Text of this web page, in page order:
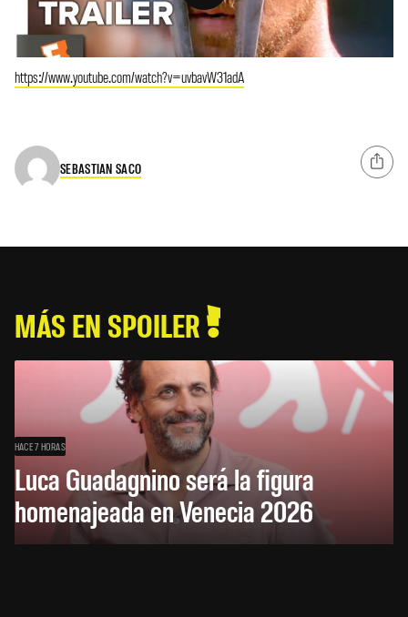
https://www.youtube.com/watch?v=uvbavW31adA
SEBASTIAN SACO
MÁS EN SPOILER
HACE 7 HORAS
Luca Guadagnino será la figura
homenajeada en Venecia 2026